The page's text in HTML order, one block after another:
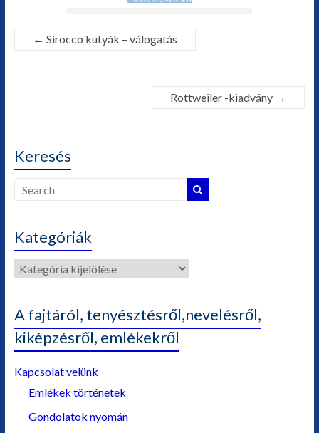
← Sirocco kutyák – válogatás
Rottweiler -kiadvány →
Keresés
Kategóriák
Kategóriák
A fajtáról, tenyésztésről,nevelésről,
kiképzésről, emlékekről
Kapcsolat velünk
Emlékek történetek
Gondolatok nyomán